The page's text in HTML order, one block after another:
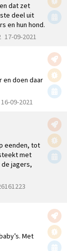
dat zet
deel uit
en hun hond.
17-09-2021
en doen daar
16-09-2021
eenden, tot
met
de jagers,
Met